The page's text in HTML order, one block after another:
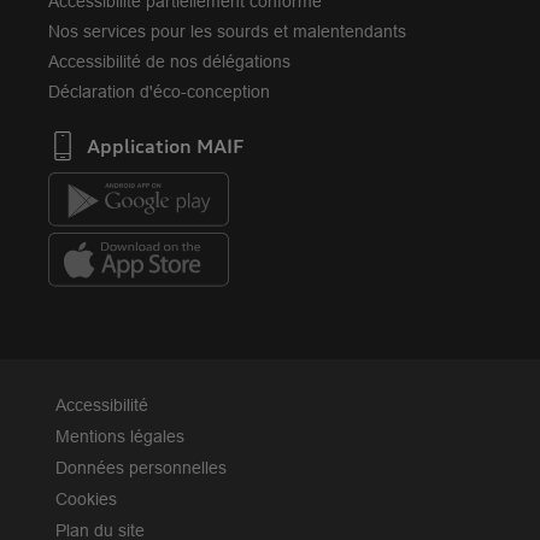
Nos services pour les sourds et malentendants
Accessibilité de nos délégations
Déclaration d'éco-conception
Application MAIF
Accessibilité
Mentions légales
Données personnelles
Cookies
Plan du site